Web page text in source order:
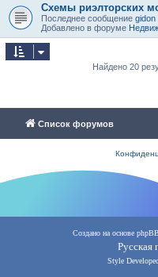
Схемы риэлторских
Последнее сообщение gidon
Добавлено в форуме
Найдено 20
Список форумов
Создано на основе phpBB
Русская
Style